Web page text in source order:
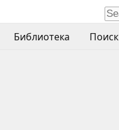
Библиотека